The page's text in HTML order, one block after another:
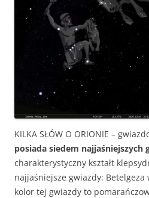
KILKA SŁÓW O ORIONIE –
posiada siedem najjaśniejszych
charakterystyczny kształt
najjaśniejsze gwiazdy:
kolor tej gwiazdy to